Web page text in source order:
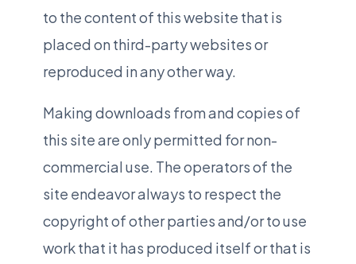
to the content of this website that is
placed on third-party websites or
reproduced in any other way.
Making downloads from and copies of
this site are only permitted for non-
commercial use. The operators of the
site endeavor always to respect the
copyright of other parties and/or to use
work that it has produced itself or that is